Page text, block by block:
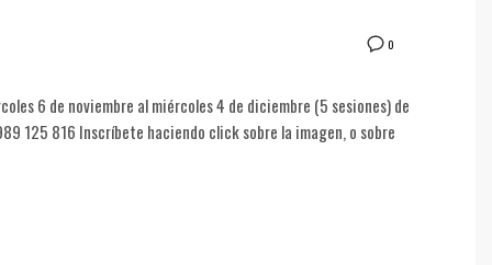
0
6 de noviembre al miércoles 4 de diciembre (5 sesiones) de
125 816 Inscríbete haciendo click sobre la imagen, o sobre